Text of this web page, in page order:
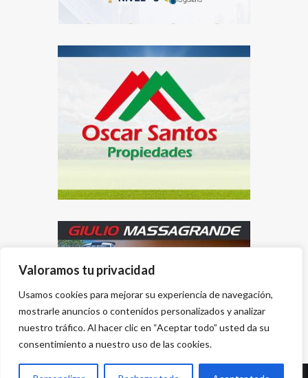
Valoramos tu privacidad
Usamos cookies para mejorar su experiencia de navegación,
mostrarle anuncios o contenidos personalizados y analizar
nuestro tráfico. Al hacer clic en “Aceptar todo” usted da su
consentimiento a nuestro uso de las cookies.